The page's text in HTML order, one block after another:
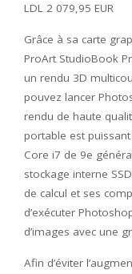
LDL 2 079,95 EUR
Grâce à sa carte
ProArt StudioBook
un rendu 3D
pouvez lancer
rendu de haute
portable est
Core i7 de 9e
stockage interne
de calcul et ses
d’exécuter
d’images avec une
Afin d’éviter